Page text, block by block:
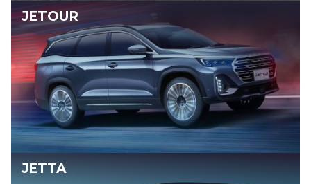
JETOUR
JETTA